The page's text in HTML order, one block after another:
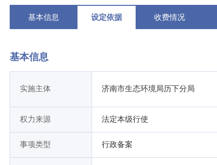
基本信息 设定依据 收费情况
基本信息
实施主体 济南市生态环境局历下分局
权力来源 法定本级行使
事项类型 行政备案